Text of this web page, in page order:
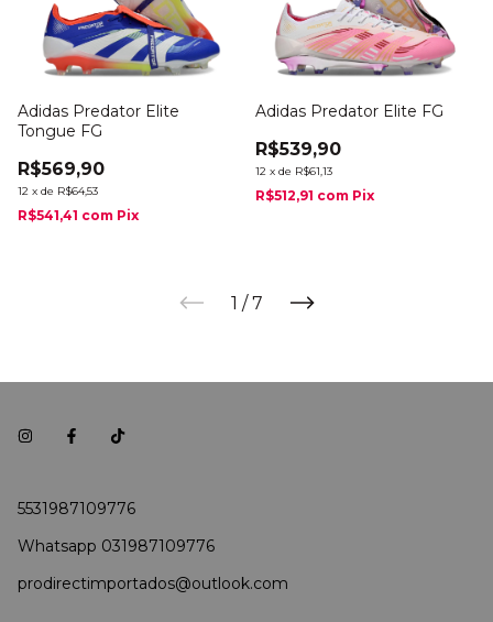
Adidas Predator Elite
Tongue FG
R$569,90
12 x de R$64,53
R$541,41 com Pix
Adidas Predator Elite FG
R$539,90
12 x de R$61,13
R$512,91 com Pix
1 / 7
5531987109776
Whatsapp 031987109776
prodirectimportados@outlook.com